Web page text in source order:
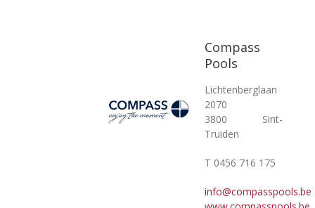
Compass
Pools
Lichtenberglaan
2070
3800 Sint-
Truiden
T 0456 716 175
info@compasspools.be